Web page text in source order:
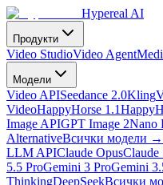
Hypereal AI
Продукти
Video StudioVideo Agent
Модели
Video APISeedance 2.0Kling
VideoHappyHorse 1.1
Image APIGPT Image 2Nano
AlternativeВсички модели →
LLM APIClaude OpusClaude
5.5 ProGemini 3 ProGemini
ThinkingDeepSeekВсички